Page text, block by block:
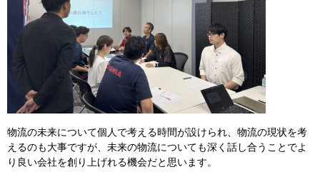
物流の未来について個人で考える時間が設けられ、物流の現状を考
えるのも大事ですが、未来の物流についても深く話し合うことでよ
り良い会社を創り上げれる機会だと思います。